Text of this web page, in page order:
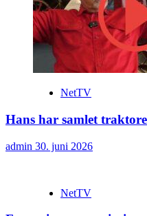
NetTV
Hans har samlet
admin 30. juni 2026
NetTV